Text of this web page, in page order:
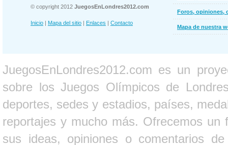
© copyright 2012 JuegosEnLondres2012.com
Inicio | Mapa del sitio | Enlaces | Contacto
Foros, opiniones,
Mapa de nuestra
JuegosEnLondres2012.com es un
sobre los Juegos Olímpicos de
deportes, sedes y estadios, países,
reportajes y mucho más. Ofrecemos un
sus ideas, opiniones o comentarios